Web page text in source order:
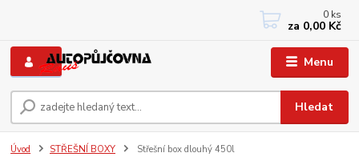
Menu
Hledat
+420 733767377
PO-PÁ: 8 - 12, 13 - 17
0 ks
za 0,00 Kč
Úvod STŘEŠNÍ BOXY Střešní box dlouhý 450l